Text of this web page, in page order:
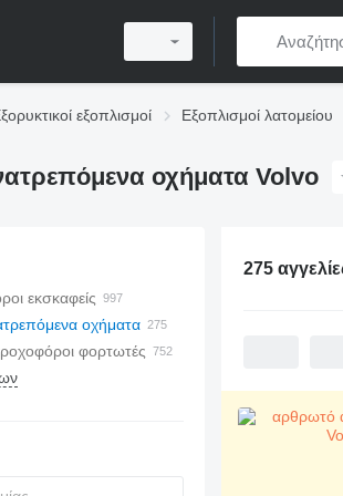
εξοπλισμοί Εξοπλισμοί λατομείου
οχήματα Volvo
εκσκαφείς
οχήματα
φορτωτές
275